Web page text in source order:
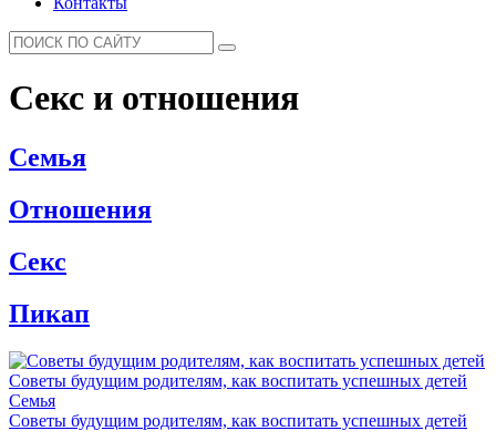
Секс и отношения
Семья
Отношения
Секс
Пикап
Советы будущим родителям, как воспитать успешных детей
Семья
Советы будущим родителям, как воспитать успешных детей